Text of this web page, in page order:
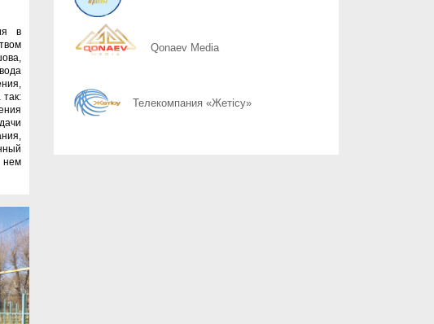
в
нем
07.08
07.08 Тише едешь, дальше будешь
Qonaev Media
Телекомпания «Жетісу»